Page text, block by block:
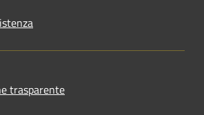
trasparente